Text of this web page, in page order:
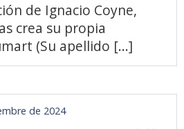
de Ignacio Coyne,
crea su propia
(Su apellido [...]
de 2024